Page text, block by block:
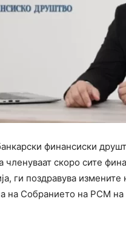
финансиски
членуваат скоро сите
ги поздравува
на Собранието на РСМ на